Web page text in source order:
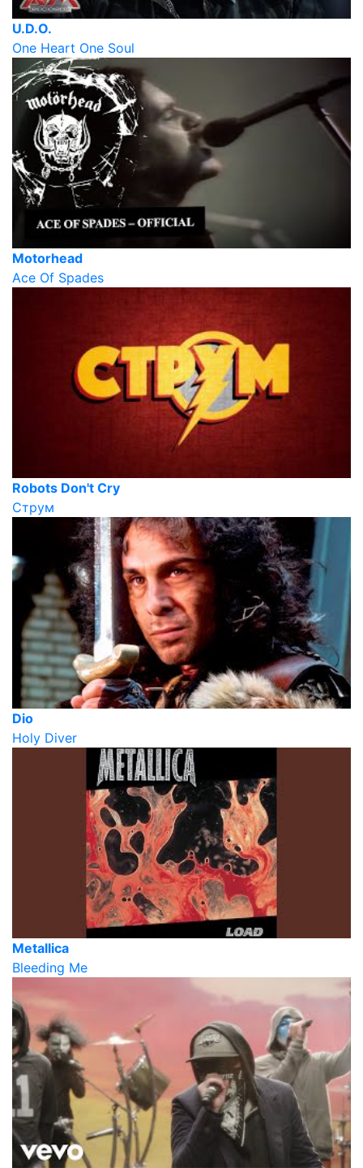
U.D.O.
One Heart One Soul
Motorhead
Ace Of Spades
Robots Don't Cry
Струм
Dio
Holy Diver
Metallica
Bleeding Me